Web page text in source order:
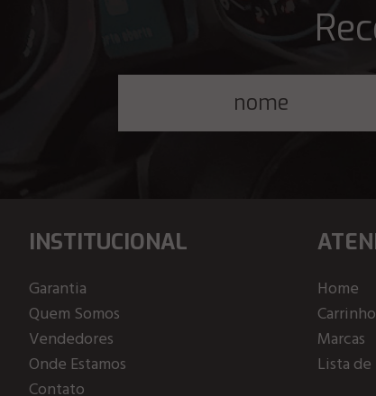
INSTITUCIONAL
Garantia
Quem Somos
Vendedores
Onde Estamos
Contato
Home
Marcas
Lista